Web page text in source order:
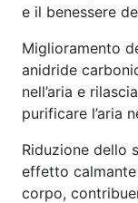
e il benessere
Miglioramento
anidride
nell’aria e
purificare l’aria
Riduzione dello
effetto calmante
corpo,